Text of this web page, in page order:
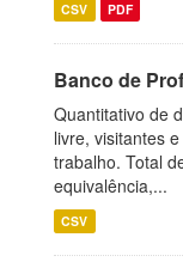
CSV PDF
Banco de
Quantitativo de
livre, visitantes
trabalho. Total
equivalência,...
CSV